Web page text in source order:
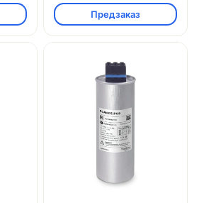
Предзаказ